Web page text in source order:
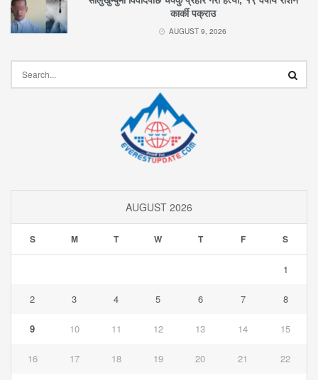
कार्की पक्राउ
AUGUST 9, 2026
AUGUST 2026
S M T W T F S
1
2 3 4 5 6 7 8
9 10 11 12 13 14 15
16 17 18 19 20 21 22